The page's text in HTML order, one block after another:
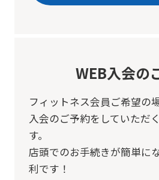
WEB入会の
フィットネス会員ご希望の
入会のご予約をしていただ
す。
店頭でのお手続きが簡単に
利です！